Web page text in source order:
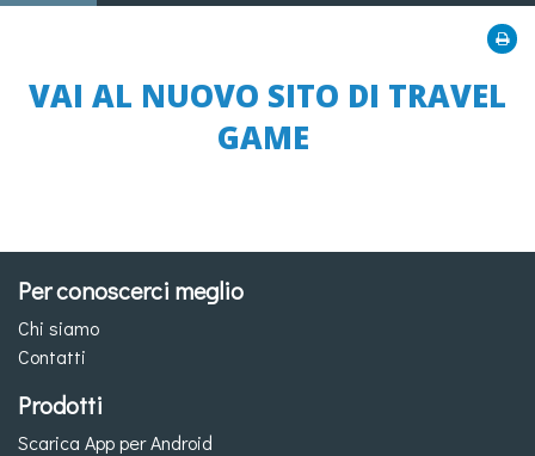
VAI AL NUOVO SITO DI TRAVEL
GAME
Per conoscerci meglio
Chi siamo
Contatti
Prodotti
Scarica App per Android